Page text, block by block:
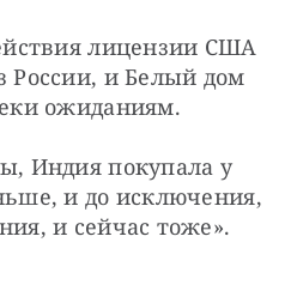
лицензии США
России, и Белый дом
ожиданиям.
Индия покупала у
и до исключения,
и сейчас тоже».